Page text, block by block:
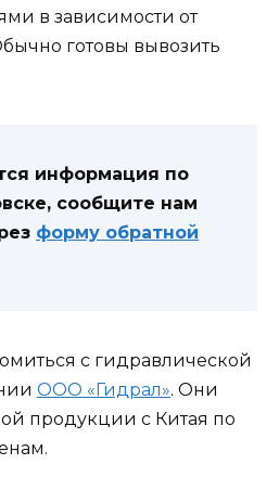
в зависимости от
готовы вывозить
информация по
сообщите нам
форму обратной
с гидравлической
ООО «Гидрал». Они
продукции с Китая по